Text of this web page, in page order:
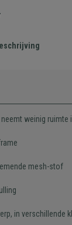
weinig ruimte
mesh-stof
in verschillende